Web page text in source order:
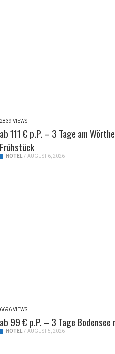
2839 VIEWS
ab 111 € p.P. – 3 Tage am
Frühstück
HOTEL / AUGUST 6, 2026
6696 VIEWS
ab 99 € p.P. – 3 Tage
HOTEL / AUGUST 5, 2026